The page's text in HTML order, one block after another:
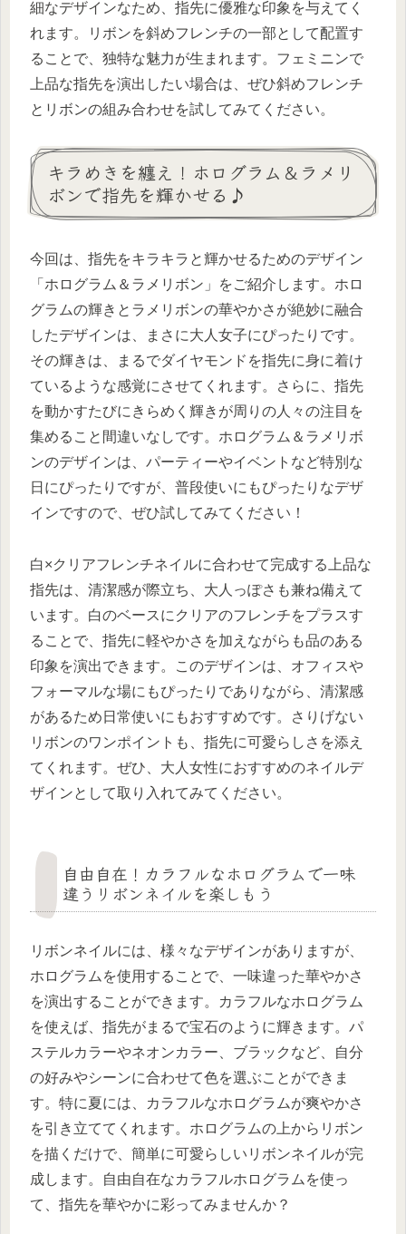
細なデザインなため、指先に優雅な印象を与えてく
れます。リボンを斜めフレンチの一部として配置す
ることで、独特な魅力が生まれます。フェミニンで
上品な指先を演出したい場合は、ぜひ斜めフレンチ
とリボンの組み合わせを試してみてください。
キラめきを纏え！ホログラム＆ラメリ
ボンで指先を輝かせる♪
今回は、指先をキラキラと輝かせるためのデザイン
「ホログラム＆ラメリボン」をご紹介します。ホロ
グラムの輝きとラメリボンの華やかさが絶妙に融合
したデザインは、まさに大人女子にぴったりです。
その輝きは、まるでダイヤモンドを指先に身に着け
ているような感覚にさせてくれます。さらに、指先
を動かすたびにきらめく輝きが周りの人々の注目を
集めること間違いなしです。ホログラム＆ラメリボ
ンのデザインは、パーティーやイベントなど特別な
日にぴったりですが、普段使いにもぴったりなデザ
インですので、ぜひ試してみてください！
白×クリアフレンチネイルに合わせて完成する上品な
指先は、清潔感が際立ち、大人っぽさも兼ね備えて
います。白のベースにクリアのフレンチをプラスす
ることで、指先に軽やかさを加えながらも品のある
印象を演出できます。このデザインは、オフィスや
フォーマルな場にもぴったりでありながら、清潔感
があるため日常使いにもおすすめです。さりげない
リボンのワンポイントも、指先に可愛らしさを添え
てくれます。ぜひ、大人女性におすすめのネイルデ
ザインとして取り入れてみてください。
自由自在！カラフルなホログラムで一味
違うリボンネイルを楽しもう
リボンネイルには、様々なデザインがありますが、
ホログラムを使用することで、一味違った華やかさ
を演出することができます。カラフルなホログラム
を使えば、指先がまるで宝石のように輝きます。パ
ステルカラーやネオンカラー、ブラックなど、自分
の好みやシーンに合わせて色を選ぶことができま
す。特に夏には、カラフルなホログラムが爽やかさ
を引き立ててくれます。ホログラムの上からリボン
を描くだけで、簡単に可愛らしいリボンネイルが完
成します。自由自在なカラフルホログラムを使っ
て、指先を華やかに彩ってみませんか？